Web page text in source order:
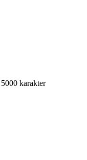
5000 karakter